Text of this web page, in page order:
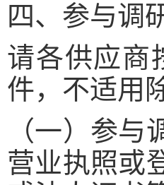
四、参与调
请各供应商
件，不适用
（一）参
营业执照或